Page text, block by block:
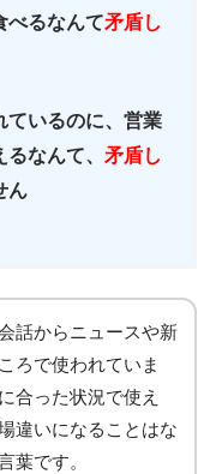
べるなんて矛盾し
ているのに、営業
なんて、 矛盾し
ん
話からニュースや新
ろで使われていま
合った状況で使え
違いになることはな
葉です。